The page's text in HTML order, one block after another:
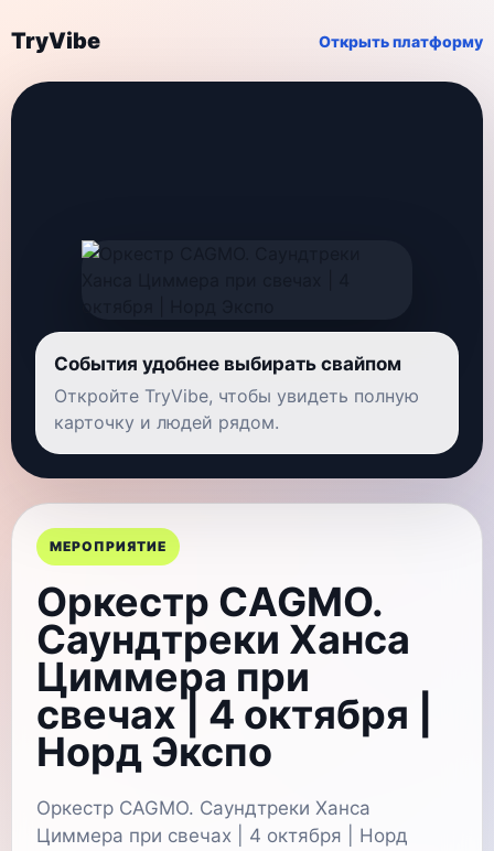
TryVibe Открыть платформу
МЕРОПРИЯТИЕ
Оркестр CAGMO.
Саундтреки Ханса
Циммера при
свечах | 4 октября |
Норд Экспо
Оркестр CAGMO. Саундтреки Ханса
Циммера при свечах | 4 октября | Норд
События удобнее выбирать свайпом
Откройте TryVibe, чтобы увидеть полную
карточку и людей рядом.